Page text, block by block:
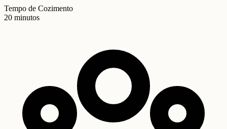
Tempo de Cozimento
20 minutos